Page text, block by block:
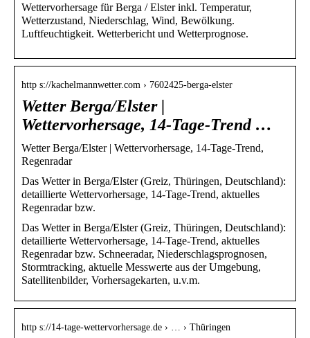
Wettervorhersage für Berga / Elster inkl. Temperatur,
Wetterzustand, Niederschlag, Wind, Bewölkung.
Luftfeuchtigkeit. Wetterbericht und Wetterprognose.
http s://kachelmannwetter.com › 7602425-berga-elster
Wetter Berga/Elster |
Wettervorhersage, 14-Tage-Trend …
Wetter Berga/Elster | Wettervorhersage, 14-Tage-Trend,
Regenradar
Das Wetter in Berga/Elster (Greiz, Thüringen, Deutschland):
detaillierte Wettervorhersage, 14-Tage-Trend, aktuelles
Regenradar bzw.
Das Wetter in Berga/Elster (Greiz, Thüringen, Deutschland):
detaillierte Wettervorhersage, 14-Tage-Trend, aktuelles
Regenradar bzw. Schneeradar, Niederschlagsprognosen,
Stormtracking, aktuelle Messwerte aus der Umgebung,
Satellitenbilder, Vorhersagekarten, u.v.m.
http s://14-tage-wettervorhersage.de › … › Thüringen